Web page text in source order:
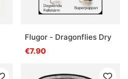
Flugor - Dragonflies Dry
€7.90